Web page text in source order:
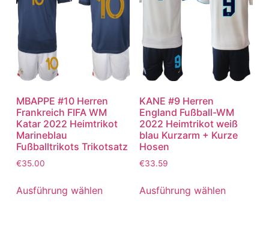
MBAPPE #10 Herren
Frankreich FIFA WM
Katar 2022 Heimtrikot
Marineblau
Fußballtrikots Trikotsatz
€35.00
Ausführung wählen
KANE #9 Herren
England Fußball-WM
2022 Heimtrikot weiß
blau Kurzarm + Kurze
Hosen
€33.59
Ausführung wählen